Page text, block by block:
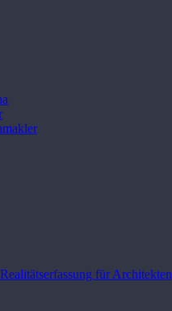
für Architekten